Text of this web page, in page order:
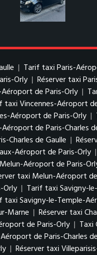
| Tarif taxi Paris-
Orly | Réserver taxi
de Paris-Orly |
taxi Vincennes-Aéroport
Aéroport de Paris-Orly |
de Paris-Charles
Charles de Gaulle |
Aéroport de Paris-Orly |
Aéroport de Paris-
taxi Melun-Aéroport
Orly | Tarif taxi Savigny-
taxi Savigny-le-Temple-
Marne | Réserver taxi
de Paris-Orly | Taxi
de Paris-Charles
| Réserver taxi